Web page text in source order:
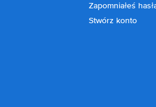
Zapomniałeś
Stwórz konto